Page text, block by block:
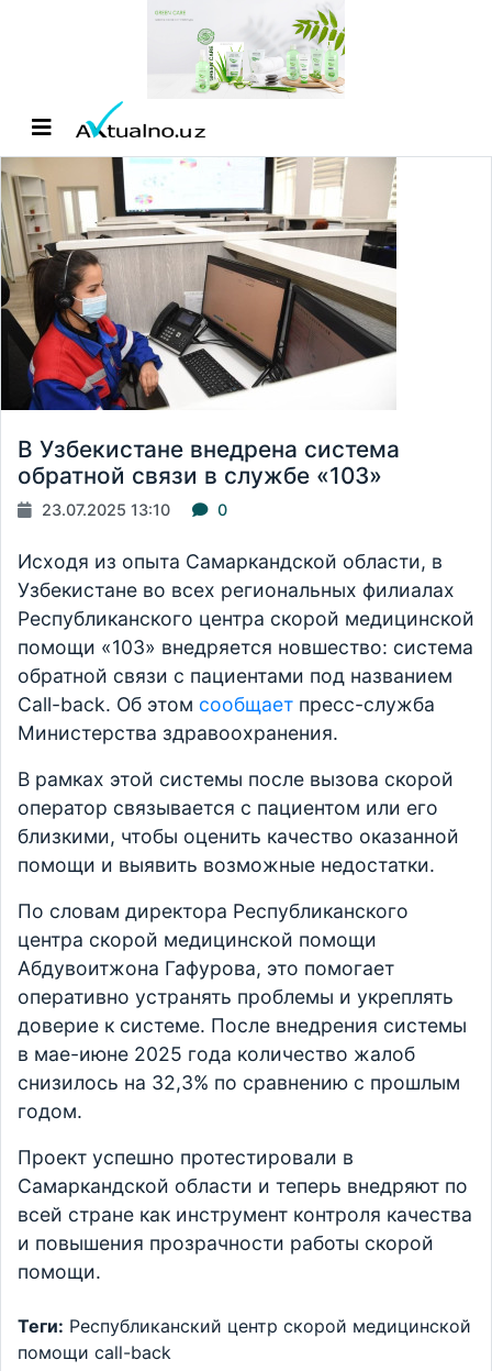
В Узбекистане внедрена система
обратной связи в службе «103»
23.07.2025 13:10 0
Исходя из опыта Самаркандской области, в
Узбекистане во всех региональных филиалах
Республиканского центра скорой медицинской
помощи «103» внедряется новшество: система
обратной связи с пациентами под названием
Call-back. Об этом сообщает пресс-служба
Министерства здравоохранения.
В рамках этой системы после вызова скорой
оператор связывается с пациентом или его
близкими, чтобы оценить качество оказанной
помощи и выявить возможные недостатки.
По словам директора Республиканского
центра скорой медицинской помощи
Абдувоитжона Гафурова, это помогает
оперативно устранять проблемы и укреплять
доверие к системе. После внедрения системы
в мае-июне 2025 года количество жалоб
снизилось на 32,3% по сравнению с прошлым
годом.
Проект успешно протестировали в
Самаркандской области и теперь внедряют по
всей стране как инструмент контроля качества
и повышения прозрачности работы скорой
помощи.
Теги: Республиканский центр скорой медицинской
помощи call-back